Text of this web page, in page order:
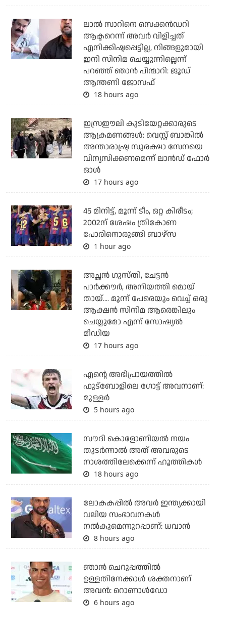
ലാല്‍ സാറിനെ സെക്കന്‍ഡറി
ആക്ടറെന്ന് അവര്‍ വിളിച്ചത്
എനിക്കിഷ്ടപ്പെട്ടില്ല, നിങ്ങളുമായി
ഇനി സിനിമ ചെയ്യുന്നില്ലെന്ന്
പറഞ്ഞ് ഞാന്‍ പിന്മാറി: ജൂഡ്
ആന്തണി ജോസഫ്
18 hours ago
ഇസ്രഈലി കുടിയേറ്റക്കാരുടെ
ആക്രമണങ്ങള്‍: വെസ്റ്റ് ബാങ്കില്‍
അന്താരാഷ്ട്ര സുരക്ഷാ സേനയെ
വിന്യസിക്കണമെന്ന് ലാന്‍ഡ് ഫോര്‍
ഓള്‍
17 hours ago
45 മിനിട്ട്, മൂന്ന് ടീം, ഒറ്റ കിരീടം;
2002ന് ശേഷം ത്രികോണ
പോരിനൊരുങ്ങി ബാഴ്‌സ
1 hour ago
അച്ഛന്‍ ഗുസ്തി, ചേട്ടന്‍
പാര്‍ക്കൗര്‍, അനിയത്തി മൊയ്
തായ്.... മൂന്ന് പേരെയും വെച്ച് ഒരു
ആക്ഷന്‍ സിനിമ ആരെങ്കിലും
ചെയ്യുമോ എന്ന് സോഷ്യല്‍
മീഡിയ
17 hours ago
എന്റെ അഭിപ്രായത്തില്‍
ഫുട്‌ബോളിലെ ഗോട്ട് അവനാണ്:
മുള്ളര്‍
5 hours ago
സൗദി കൊളോണിയല്‍ നയം
തുടര്‍ന്നാല്‍ അത് അവരുടെ
നാശത്തിലേക്കെന്ന് ഹൂത്തികള്‍
18 hours ago
ലോകകപ്പിൽ അവര്‍ ഇന്ത്യക്കായി
വലിയ സംഭാവനകള്‍
നല്‍കുമെന്നുറപ്പാണ്: ധവാന്‍
8 hours ago
ഞാന്‍ ചെറുപ്പത്തില്‍
ഉള്ളതിനേക്കാള്‍ ശക്തനാണ്
അവന്‍: റൊണാള്‍ഡോ
6 hours ago